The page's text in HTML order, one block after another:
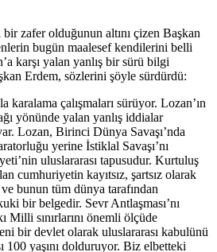
bir zafer olduğunun altını çizen Başkan
bugün maalesef kendilerini belli
karşı yalan yanlış bir sürü bilgi
Erdem, sözlerini şöyle sürdürdü:
çalışmaları sürüyor. Lozan’ın
yönünde yalan yanlış iddialar
Lozan, Birinci Dünya Savaşı’nda
yerine İstiklal Savaşı’nı
uluslararası tapusudur. Kurtuluş
cumhuriyetin kayıtsız, şartsız olarak
ve bunun tüm dünya tarafından
bir belgedir. Sevr Antlaşması’nı
Milli sınırlarını önemli ölçüde
bir devlet olarak uluslararası kabulünü
100 yaşını dolduruyor. Biz elbetteki